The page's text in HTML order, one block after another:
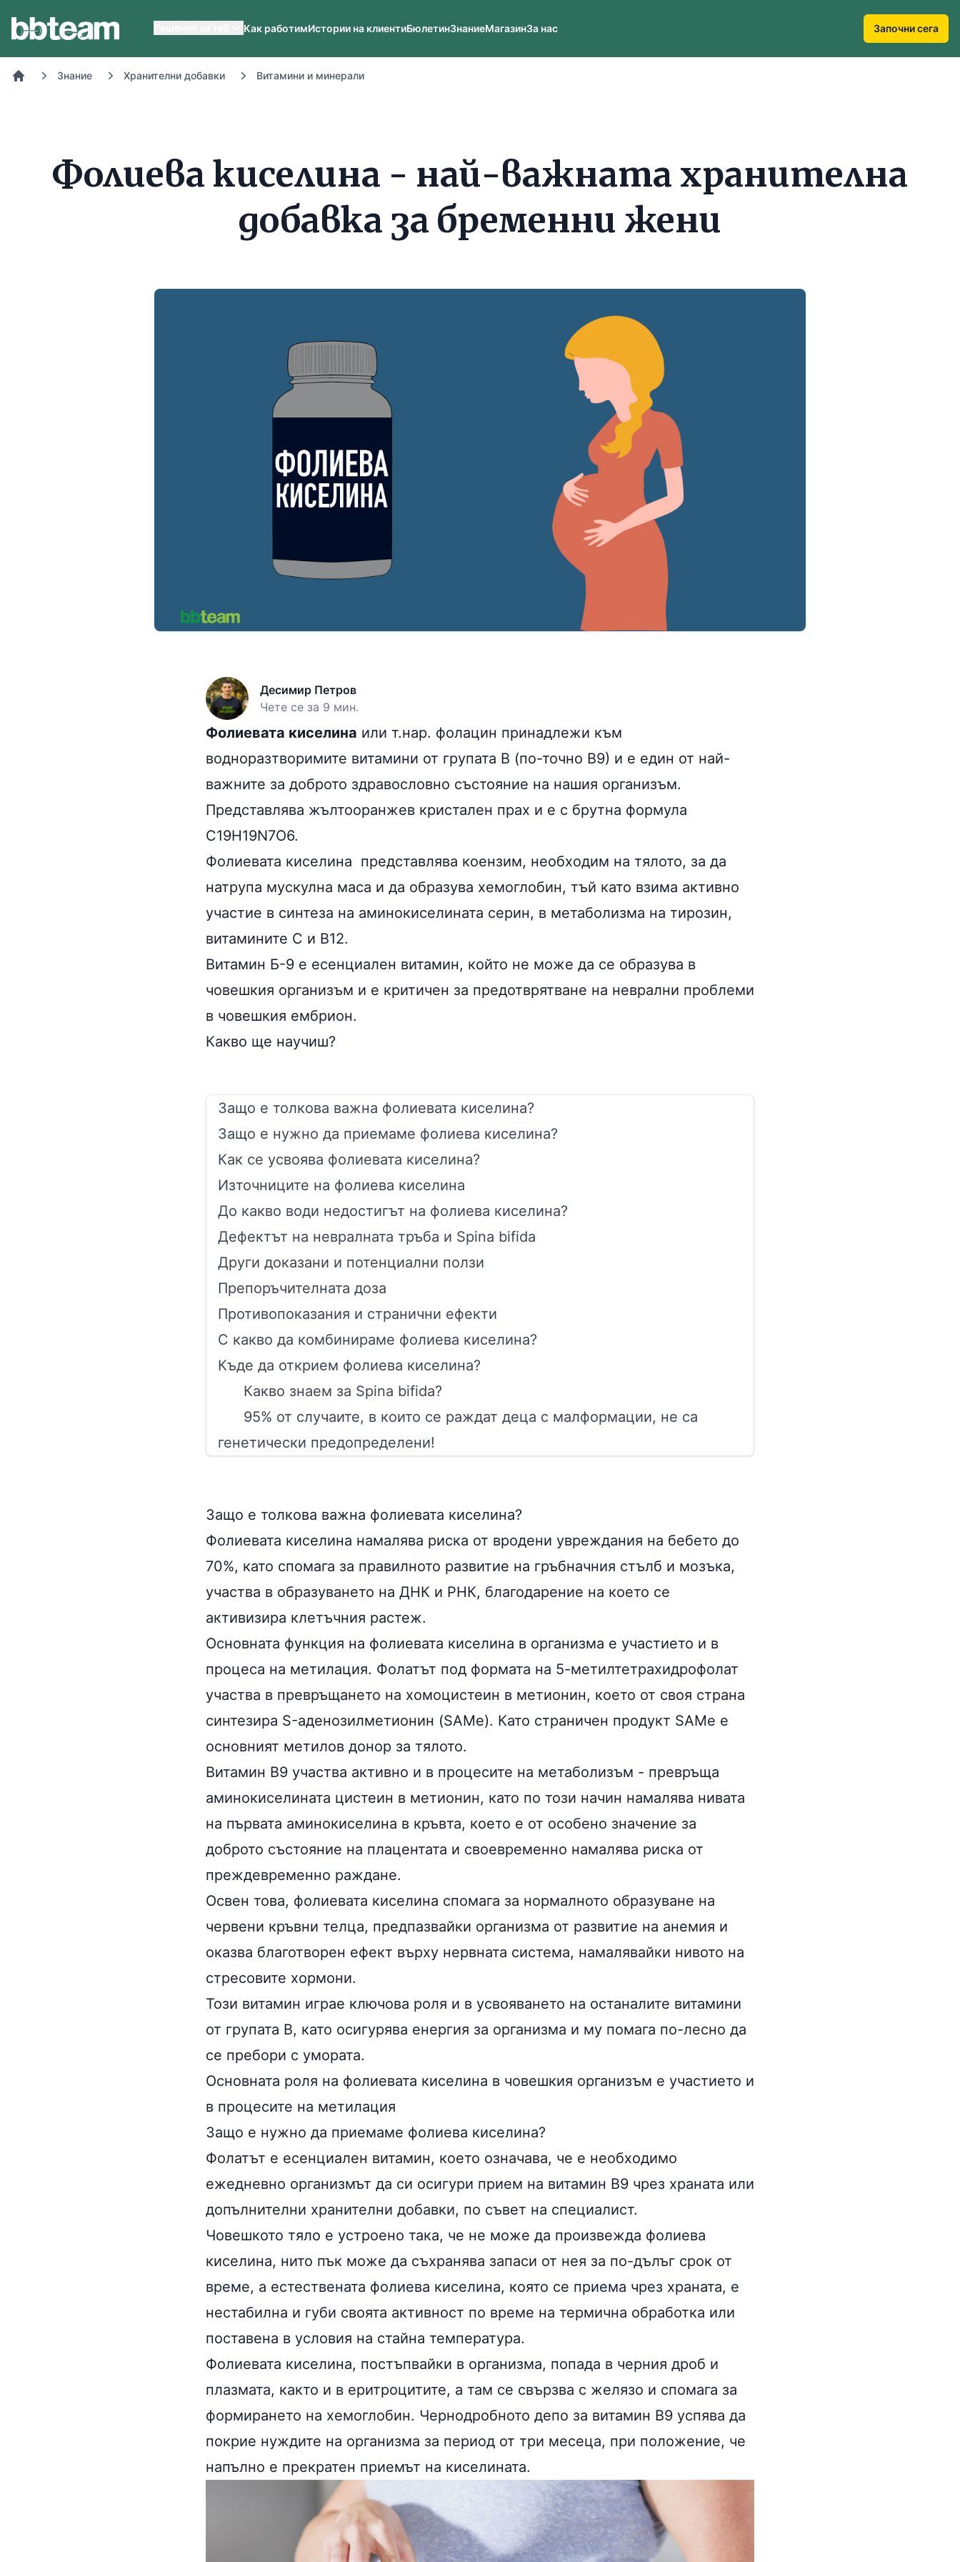
Как работимИстории на клиентиБюлетинЗнаниеМагазинЗа нас Започни сега
Знание Хранителни добавки Витамини и минерали
Фолиева киселина - най-важната хранителна
добавка за бременни жени
Десимир Петров
Чете се за 9 мин.
Фолиевата киселина или т.нар. фолацин принадлежи към
водноразтворимите витамини от групата В (по-точно В9) и е един от най-
важните за доброто здравословно състояние на нашия организъм.
Представлява жълтооранжев кристален прах и е с брутна формула
C19H19N7O6.
Фолиевата киселина представлява коензим, необходим на тялото, за да
натрупа мускулна маса и да образува хемоглобин, тъй като взима активно
участие в синтеза на аминокиселината серин, в метаболизма на тирозин,
витамините С и В12.
Витамин Б-9 е есенциален витамин, който не може да се образува в
човешкия организъм и е критичен за предотврятване на неврални проблеми
в човешкия ембрион.
Какво ще научиш?
Защо е толкова важна фолиевата киселина?
Защо е нужно да приемаме фолиева киселина?
Как се усвоява фолиевата киселина?
Източниците на фолиева киселина
До какво води недостигът на фолиева киселина?
Дефектът на невралната тръба и Spina bifida
Други доказани и потенциални ползи
Препоръчителната доза
Противопоказания и странични ефекти
С какво да комбинираме фолиева киселина?
Къде да открием фолиева киселина?
Какво знаем за Spina bifida?
95% от случаите, в които се раждат деца с малформации, не са
генетически предопределени!
Защо е толкова важна фолиевата киселина?
Фолиевата киселина намалява риска от вродени увреждания на бебето до
70%, като спомага за правилното развитие на гръбначния стълб и мозъка,
участва в образуването на ДНК и РНК, благодарение на което се
активизира клетъчния растеж.
Основната функция на фолиевата киселина в организма е участието и в
процеса на метилация. Фолатът под формата на 5-метилтетрахидрофолат
участва в превръщането на хомоцистеин в метионин, което от своя страна
синтезира S-аденозилметионин (SAMe). Като страничен продукт SAMe е
основният метилов донор за тялото.
Витамин В9 участва активно и в процесите на метаболизъм - превръща
аминокиселината цистеин в метионин, като по този начин намалява нивата
на първата аминокиселина в кръвта, което е от особено значение за
доброто състояние на плацентата и своевременно намалява риска от
преждевременно раждане.
Освен това, фолиевата киселина спомага за нормалното образуване на
червени кръвни телца, предпазвайки организма от развитие на анемия и
оказва благотворен ефект върху нервната система, намалявайки нивото на
стресовите хормони.
Този витамин играе ключова роля и в усвояването на останалите витамини
от групата В, като осигурява енергия за организма и му помага по-лесно да
се пребори с умората.
Основната роля на фолиевата киселина в човешкия организъм е участието и
в процесите на метилация
Защо е нужно да приемаме фолиева киселина?
Фолатът е есенциален витамин, което означава, че е необходимо
ежедневно организмът да си осигури прием на витамин В9 чрез храната или
допълнителни хранителни добавки, по съвет на специалист.
Човешкото тяло е устроено така, че не може да произвежда фолиева
киселина, нито пък може да съхранява запаси от нея за по-дълъг срок от
време, а естествената фолиева киселина, която се приема чрез храната, е
нестабилна и губи своята активност по време на термична обработка или
поставена в условия на стайна температура.
Фолиевата киселина, постъпвайки в организма, попада в черния дроб и
плазмата, както и в еритроцитите, а там се свързва с желязо и спомага за
формирането на хемоглобин. Чернодробното депо за витамин В9 успява да
покрие нуждите на организма за период от три месеца, при положение, че
напълно е прекратен приемът на киселината.